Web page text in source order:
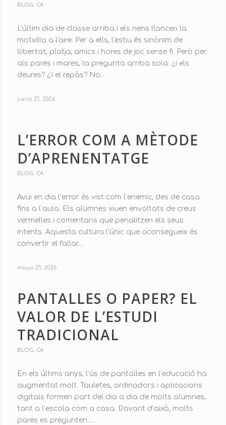
BLOG, CA
L'últim dia de classe arriba i els nens llancen la
motxilla a l'aire. Per a ells, l'estiu és sinònim de
llibertat, platja, amics i hores de joc sense fi. Però per
als pares i mares, la pregunta arriba sola: ¿i els
deures? ¿I el repàs? No…
junio 21, 2026
L’ERROR COM A MÈTODE
D’APRENENTATGE
BLOG, CA
Avui en dia l’error és vist com l’enemic, des de casa
fins a l’aula. Els alumnes viuen envoltats de creus
vermelles i comentaris que penalitzen els seus
intents. Aquesta cultura l’únic que aconsegueix és
convertir el fallar…
mayo 21, 2026
PANTALLES O PAPER? EL
VALOR DE L’ESTUDI
TRADICIONAL
BLOG, CA
En els últims anys, l’ús de pantalles en l’educació ha
augmentat molt. Tauletes, ordinadors i aplicacions
digitals formen part del dia a dia de molts alumnes,
tant a l’escola com a casa. Davant d’això, molts
pares es pregunten:…